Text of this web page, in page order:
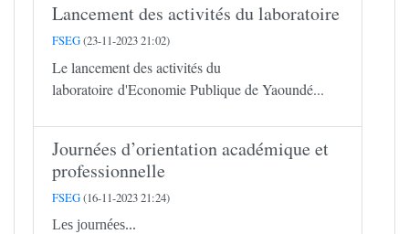
Lancement des activités du laboratoire
FSEG(23-11-2023 21:02)
Le lancement des activités du
laboratoire d'Economie Publique de Yaoundé...
Journées d’orientation académique et
professionnelle
FSEG(16-11-2023 21:24)
Les journées...